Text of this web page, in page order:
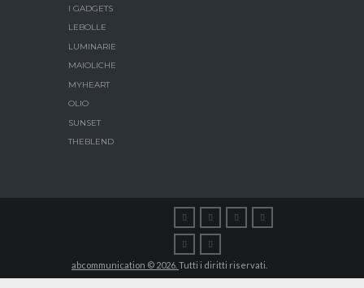
I GADGETS
LEBOLLE
LUMINARIE
MAIOLICHE
MYHEART
OLIO
SUNSET
THEBLEND
abcommunication © 2026. Tutti i diritti riservati.